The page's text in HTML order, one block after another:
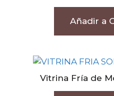
Añadir a
Vitrina Fría de